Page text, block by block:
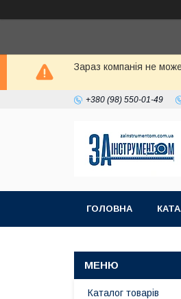
Зараз компанія не
+380 (98) 550-01-49
ГОЛОВНА
Каталог товарів